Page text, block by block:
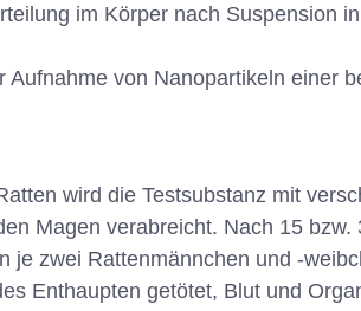
im Körper nach Suspension
Aufnahme von Nanopartikeln einer
wird die Testsubstanz mit
Magen verabreicht. Nach 15 bzw.
je zwei Rattenmännchen und -
Enthaupten getötet, Blut und